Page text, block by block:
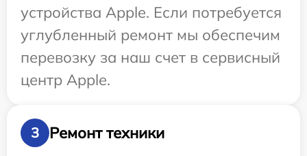
устройства Apple. Если потребуется
углубленный ремонт мы обеспечим
перевозку за наш счет в сервисный
центр Apple.
3
Ремонт техники